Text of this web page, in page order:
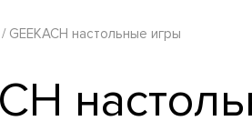
GEEKACH настольные игры